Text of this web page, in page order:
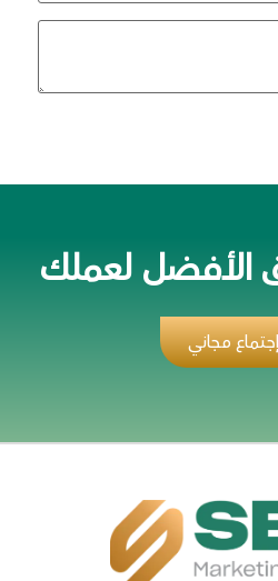
الأفضل لعملك
مجاني